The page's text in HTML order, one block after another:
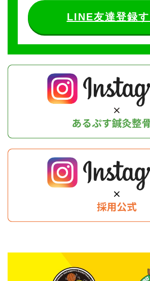
LINE友達登録す